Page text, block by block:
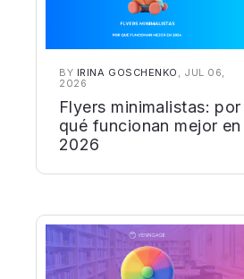
BY IRINA GOSCHENKO , JUL 06,
2026
Flyers minimalistas: por
qué funcionan mejor en
2026